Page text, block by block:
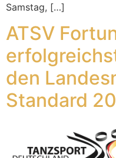
Samstag, […]
ATSV
den
Standard